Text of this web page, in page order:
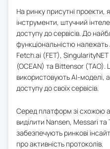
На ринку присутні проекти,
інструменти, штучний
доступу до сервісів. До
функціональністю
Fetch.ai (FET),
(OCEAN) та Bittensor (TAO).
використовують AI-моделі,
доступу до своїх сервісів.
Серед платформ зі схожою
виділити Nansen, Messari та
забезпечують ринкові
про активність протоколів.